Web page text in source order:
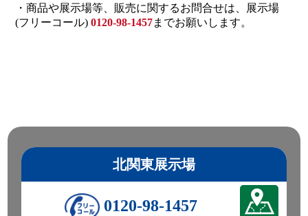
・商品や展示場等、販売に関するお問合せは、展示場
(フリーコール) 0120-98-1457までお願いします。
北関東展示場
0120-98-1457